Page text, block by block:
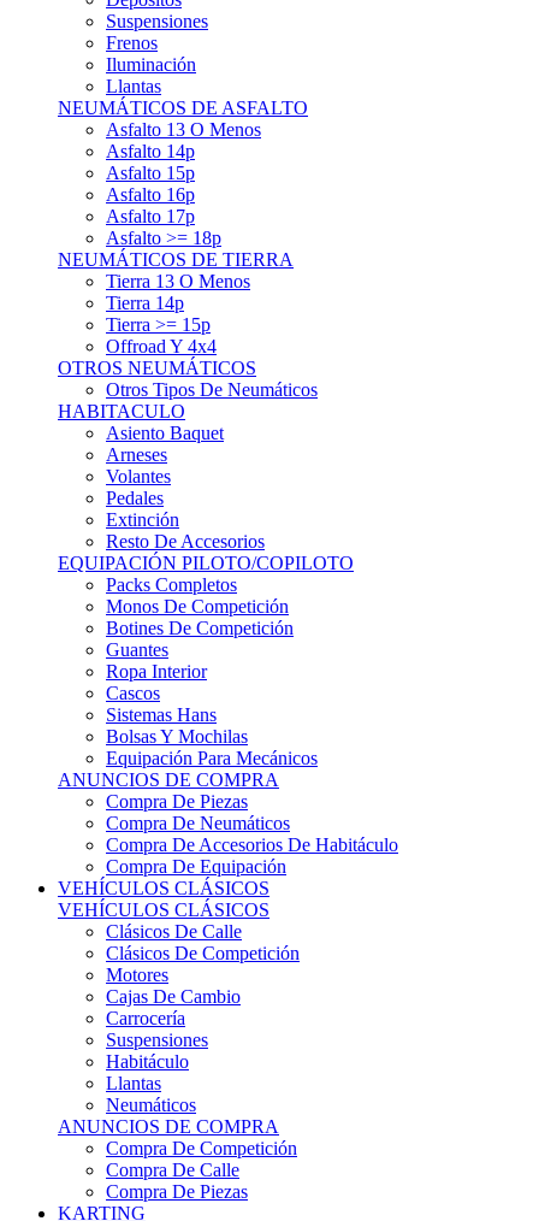
Frenos
Iluminación
Llantas
NEUMÁTICOS DE ASFALTO
Asfalto 13 O Menos
Asfalto 14p
Asfalto 15p
Asfalto 16p
Asfalto 17p
Asfalto >= 18p
NEUMÁTICOS DE TIERRA
Tierra 13 O Menos
Tierra 14p
Tierra >= 15p
Offroad Y 4x4
OTROS NEUMÁTICOS
Otros Tipos De Neumáticos
HABITACULO
Asiento Baquet
Arneses
Volantes
Pedales
Extinción
Resto De Accesorios
EQUIPACIÓN PILOTO/COPILOTO
Packs Completos
Monos De Competición
Botines De Competición
Guantes
Ropa Interior
Cascos
Sistemas Hans
Bolsas Y Mochilas
Equipación Para Mecánicos
ANUNCIOS DE COMPRA
Compra De Piezas
Compra De Neumáticos
Compra De Accesorios De Habitáculo
Compra De Equipación
VEHÍCULOS CLÁSICOS
VEHÍCULOS CLÁSICOS
Clásicos De Calle
Clásicos De Competición
Motores
Cajas De Cambio
Carrocería
Suspensiones
Habitáculo
Llantas
Neumáticos
ANUNCIOS DE COMPRA
Compra De Competición
Compra De Calle
Compra De Piezas
KARTING
KARTING